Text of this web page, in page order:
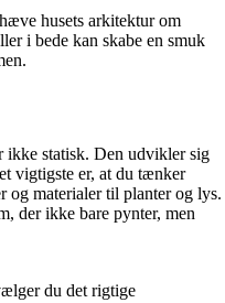
husets arkitektur om
i bede kan skabe en smuk
ikke statisk. Den udvikler sig
vigtigste er, at du tænker
og materialer til planter og lys.
der ikke bare pynter, men
du det rigtige